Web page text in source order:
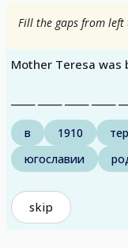
Fill the gaps from left
Mother Teresa was
_____ _____ ​​_____ _____
в 1910
югославии
skip